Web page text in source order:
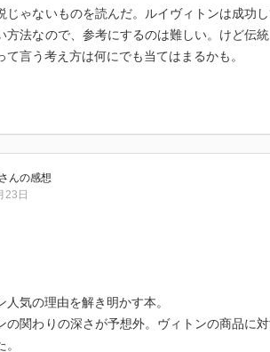
じゃないものを読んだ。ルイヴィトンは成功
方法なので、参考にするのは難しい。けど伝
て言う考え方は何にでも当てはまるかも。
さんの感想
23日
人気の理由を解き明かす本。
の関わりの深さが予想外。ヴィトンの商品に